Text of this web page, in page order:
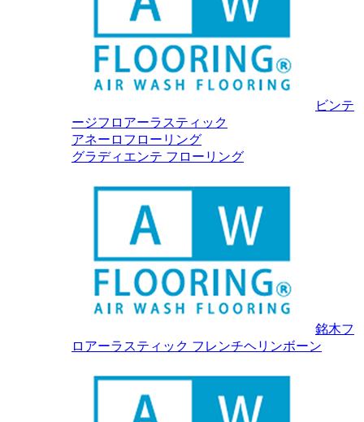
ビンテ
ージフロアーラスティック
アネーロフローリング
グラディエンテ フローリング
銘木フ
ロアーラスティック フレンチヘリンボーン